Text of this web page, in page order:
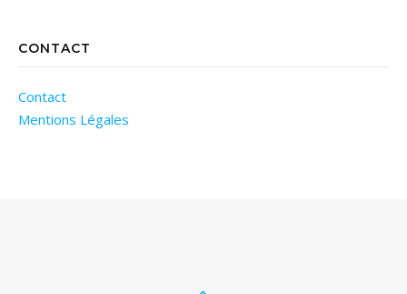
CONTACT
Contact
Mentions Légales